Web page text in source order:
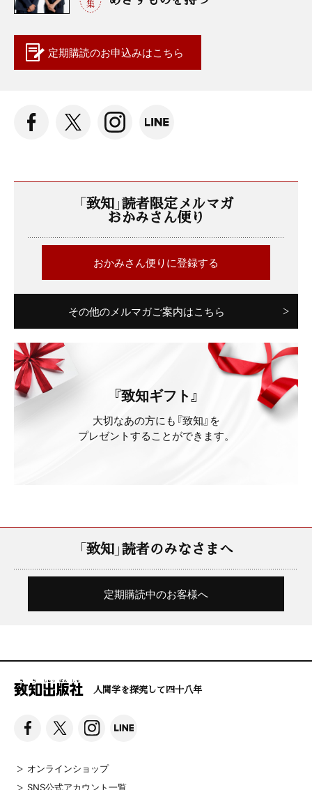
定期購読のお申込みはこちら
「致知」読者限定メルマガ
おかみさん便り
おかみさん便りに登録する
その他のメルマガご案内はこちら
『致知ギフト』
大切なあの方にも『致知』を
プレゼントすることができます。
「致知」読者のみなさまへ
定期購読中のお客様へ
人間学を探究して四十八年
オンラインショップ
SNS公式アカウント一覧